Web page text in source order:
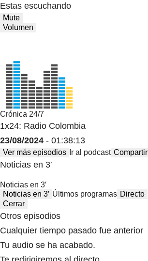
Estas escuchando
Mute
Volumen
Crónica 24/7
1x24: Radio Colombia
23/08/2024 - 01:38:13
Ver más episodios Ir al podcast Compartir
Noticias en 3′
Noticias en 3′
Noticias en 3′ Últimos programas Directo
Cerrar
Otros episodios
Cualquier tiempo pasado fue anterior
Tu audio se ha acabado.